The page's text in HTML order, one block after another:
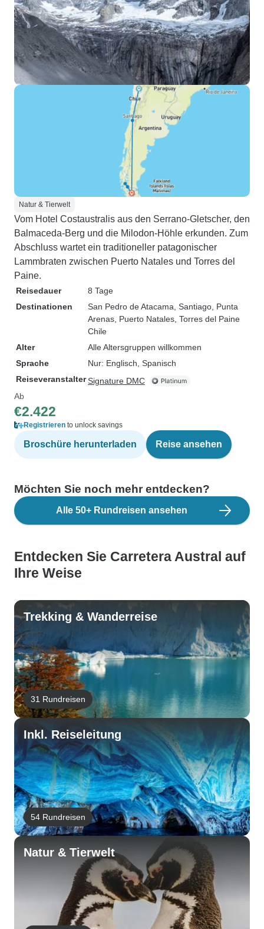
Natur & Tierwelt
Vom Hotel Costaustralis aus den Serrano-Gletscher, den
Balmaceda-Berg und die Milodon-Höhle erkunden. Zum
Abschluss wartet ein traditioneller patagonischer
Lammbraten zwischen Puerto Natales und Torres del
Paine.
Reisedauer
8 Tage
Destinationen
San Pedro de Atacama , Santiago , Punta
Arenas , Puerto Natales , Torres del Paine
Chile
Alter
Alle Altersgruppen willkommen
Sprache
Nur: Englisch, Spanisch
ReiseveranstalterSignature DMC
Ab
€2.422
Registrieren to unlock savings
Broschüre herunterladen Reise ansehen
Möchten Sie noch mehr entdecken?
Alle 50+ Rundreisen ansehen
Entdecken Sie Carretera Austral auf
Ihre Weise
Trekking & Wanderreise
31 Rundreisen
Inkl. Reiseleitung
54 Rundreisen
Natur & Tierwelt